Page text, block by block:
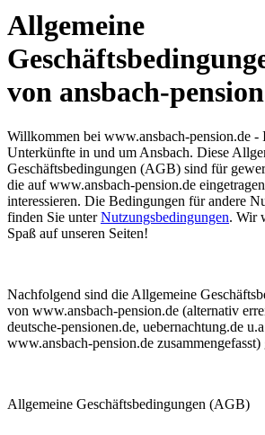
Allgemeine
von ansbach-
Willkommen bei www.ansbach-pension.de -
Unterkünfte in und um Ansbach. Diese
Geschäftsbedingungen (AGB) sind für
die aufwww.ansbach-pension.de
interessieren. Die Bedingungen für andere
finden Sie unterNutzungsbedingungen. Wir
Spaß auf unseren Seiten!
Nachfolgend sind die Allgemeine
von www.ansbach-pension.de (alternativ
deutsche-pensionen.de, uebernachtung.de
www.ansbach-pension.de zusammengefasst)
Allgemeine Geschäftsbedingungen (AGB)